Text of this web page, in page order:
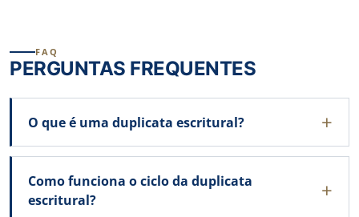
FAQ
PERGUNTAS FREQUENTES
O que é uma duplicata escritural?
Como funciona o ciclo da duplicata
escritural?